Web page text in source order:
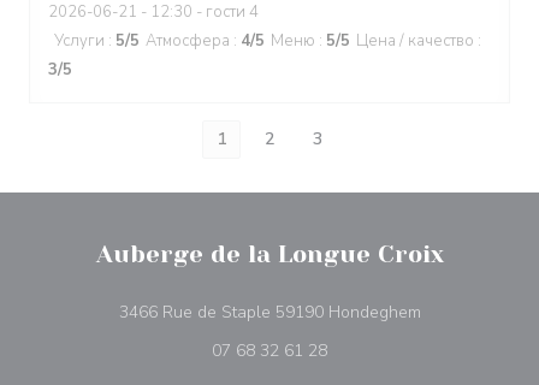
2026-06-21 - 12:30 - гости 4
Услуги : 5/5 Атмосфера : 4/5 Меню : 5/5 Цена / качество :
3/5
1 2 3
Auberge de la Longue Croix
3466 Rue de Staple 59190 Hondeghem
07 68 32 61 28